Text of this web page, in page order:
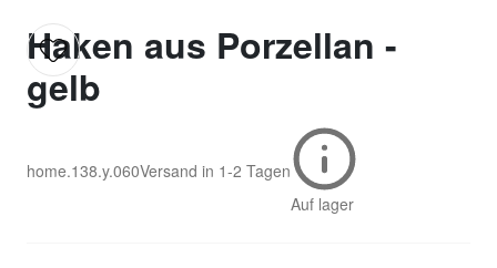
Haken aus Porzellan -
gelb
home.138.y.060Versand in 1-2 Tagen
Auf lager